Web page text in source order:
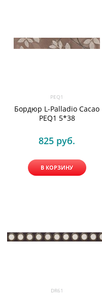
PEQ1
Бордюр L-Palladio Cacao
PEQ1 5*38
825 руб.
В КОРЗИНУ
DR61